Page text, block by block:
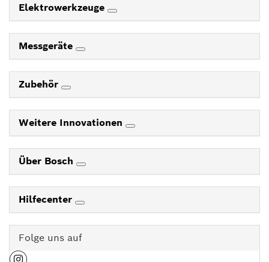
Elektrowerkzeuge
Messgeräte
Zubehör
Weitere Innovationen
Über Bosch
Hilfecenter
Folge uns auf